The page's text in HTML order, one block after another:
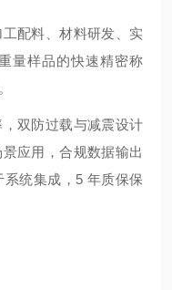
配料、材料研发、实
量样品的快速精密称
，双防过载与减震设计
应用，合规数据输出
统集成，5 年质保保